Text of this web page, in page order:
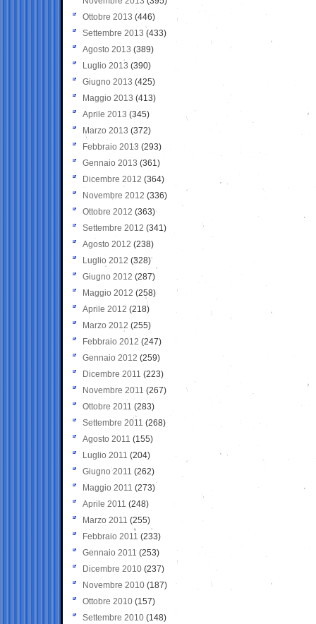
Ottobre 2013 (446)
Settembre 2013 (433)
Agosto 2013 (389)
Luglio 2013 (390)
Giugno 2013 (425)
Maggio 2013 (413)
Aprile 2013 (345)
Marzo 2013 (372)
Febbraio 2013 (293)
Gennaio 2013 (361)
Dicembre 2012 (364)
Novembre 2012 (336)
Ottobre 2012 (363)
Settembre 2012 (341)
Agosto 2012 (238)
Luglio 2012 (328)
Giugno 2012 (287)
Maggio 2012 (258)
Aprile 2012 (218)
Marzo 2012 (255)
Febbraio 2012 (247)
Gennaio 2012 (259)
Dicembre 2011 (223)
Novembre 2011 (267)
Ottobre 2011 (283)
Settembre 2011 (268)
Agosto 2011 (155)
Luglio 2011 (204)
Giugno 2011 (262)
Maggio 2011 (273)
Aprile 2011 (248)
Marzo 2011 (255)
Febbraio 2011 (233)
Gennaio 2011 (253)
Dicembre 2010 (237)
Novembre 2010 (187)
Ottobre 2010 (157)
Settembre 2010 (148)